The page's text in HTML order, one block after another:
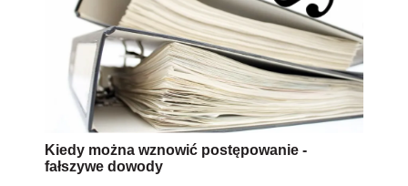
Kiedy można wznowić postępowanie -
fałszywe dowody